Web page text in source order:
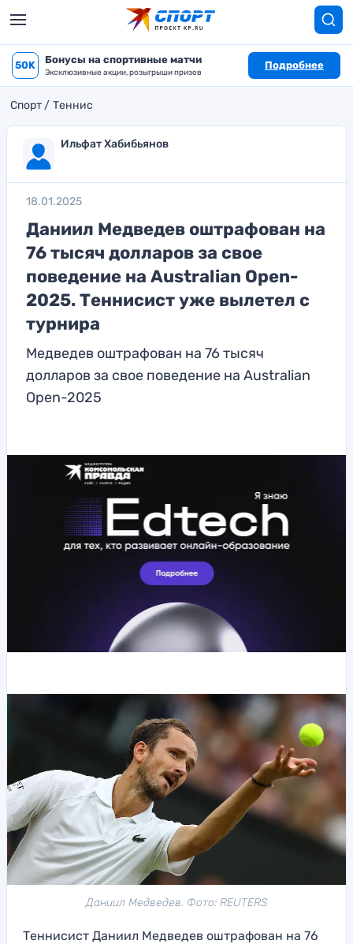
50K Бонусы на спортивные матчи
Эксклюзивные акции, розыгрыши призов
Подробнее
Спорт Теннис
Ильфат Хабибьянов
18.01.2025
Даниил Медведев оштрафован на
76 тысяч долларов за свое
поведение на Australian Open-
2025. Теннисист уже вылетел с
турнира
Медведев оштрафован на 76 тысяч
долларов за свое поведение на Australian
Open-2025
Даниил Медведев. Фото: REUTERS
Теннисист Даниил Медведев оштрафован на 76